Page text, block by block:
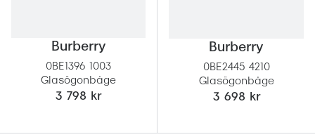
Burberry
0BE1396 1003
Glasögonbåge
3 798 kr
Burberry
0BE2445 4210
Glasögonbåge
3 698 kr